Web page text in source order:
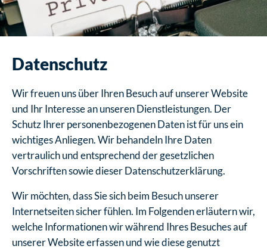
Datenschutz
Wir freuen uns über Ihren Besuch auf unserer Website
und Ihr Interesse an unseren Dienstleistungen. Der
Schutz Ihrer personenbezogenen Daten ist für uns ein
wichtiges Anliegen. Wir behandeln Ihre Daten
vertraulich und entsprechend der gesetzlichen
Vorschriften sowie dieser Datenschutzerklärung.
Wir möchten, dass Sie sich beim Besuch unserer
Internetseiten sicher fühlen. Im Folgenden erläutern wir,
welche Informationen wir während Ihres Besuches auf
unserer Website erfassen und wie diese genutzt